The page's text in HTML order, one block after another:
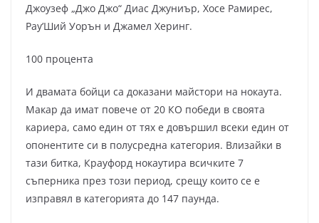
Джоузеф „Джо Джо“ Диас Джуниър, Хосе Рамирес,
Рау’Ший Уорън и Джамел Херинг.
100 процента
И двамата бойци са доказани майстори на нокаута.
Макар да имат повече от 20 КО победи в своята
кариера, само един от тях е довършил всеки един от
опонентите си в полусредна категория. Влизайки в
тази битка, Крауфорд нокаутира всичките 7
съперника през този период, срещу които се е
изправял в категорията до 147 паунда.